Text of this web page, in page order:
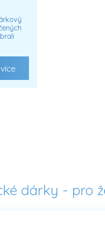
dárky - pro